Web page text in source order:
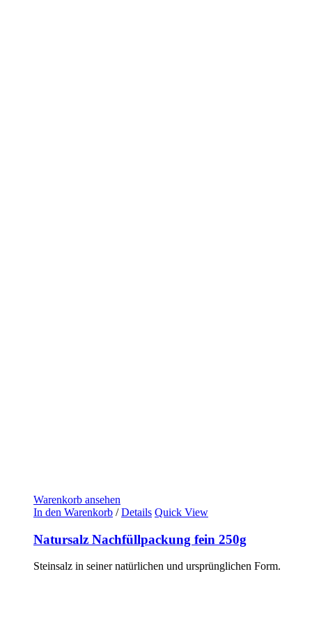
Warenkorb ansehen
In den Warenkorb / Details Quick View
Natursalz Nachfüllpackung fein 250g
Steinsalz in seiner natürlichen und ursprünglichen Form.